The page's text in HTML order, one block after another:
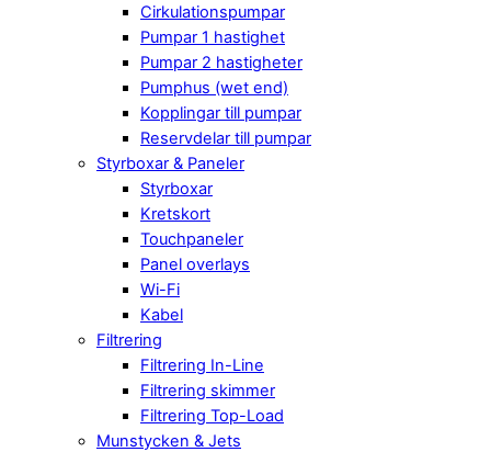
Cirkulationspumpar
Pumpar 1 hastighet
Pumpar 2 hastigheter
Pumphus (wet end)
Kopplingar till pumpar
Reservdelar till pumpar
Styrboxar & Paneler
Styrboxar
Kretskort
Touchpaneler
Panel overlays
Wi-Fi
Kabel
Filtrering
Filtrering In-Line
Filtrering skimmer
Filtrering Top-Load
Munstycken & Jets